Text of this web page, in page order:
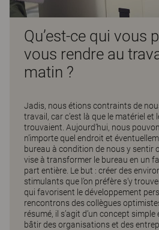
Qu’est-ce qui vous
vous rendre au
matin ?
Jadis, nous étions contraints de
travail, car c’est là que le matériel et
trouvaient. Aujourd’hui, nous
n’importe quel endroit et
bureau à condition de nous y sentir
vise à transformer le bureau en un
part entière. Le but : créer des
stimulants que l’on préfère s’y
qui favorisent le développement
rencontrons des collègues
résumé, il s’agit d’un concept
bâtir des organisations et des